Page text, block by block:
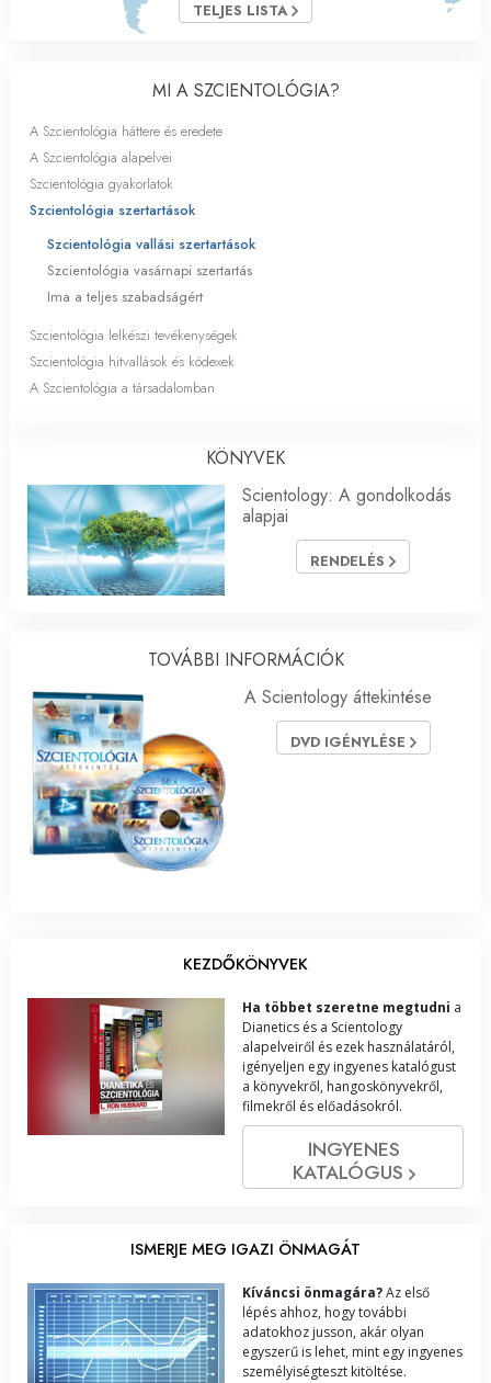
TELJES LISTA
MI A SZCIENTOLÓGIA?
A Szcientológia háttere és eredete
A Szcientológia alapelvei
Szcientológia gyakorlatok
Szcientológia szertartások
Szcientológia vallási szertartások
Szcientológia vasárnapi szertartás
Ima a teljes szabadságért
Szcientológia lelkészi tevékenységek
Szcientológia hitvallások és kódexek
A Szcientológia a társadalomban
KÖNYVEK
Scientology: A gondolkodás
alapjai
RENDELÉS
TOVÁBBI INFORMÁCIÓK
A Scientology áttekintése
DVD IGÉNYLÉSE
KEZDŐKÖNYVEK
Ha többet szeretne megtudni a
Dianetics és a Scientology
alapelveiről és ezek használatáról,
igényeljen egy ingyenes katalógust
a könyvekről, hangoskönyvekről,
filmekről és előadásokról.
INGYENES
KATALÓGUS
ISMERJE MEG IGAZI ÖNMAGÁT
Kíváncsi önmagára?Az első
lépés ahhoz, hogy további
adatokhoz jusson, akár olyan
egyszerű is lehet, mint egy ingyenes
személyiségteszt kitöltése.